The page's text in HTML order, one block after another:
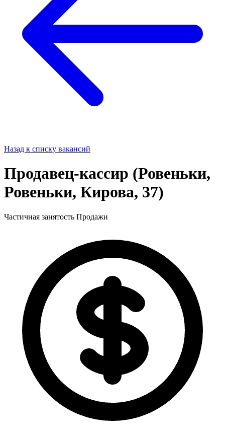
Назад к списку вакансий
Продавец-кассир (Ровеньки,
Ровеньки, Кирова, 37)
Частичная занятость Продажи